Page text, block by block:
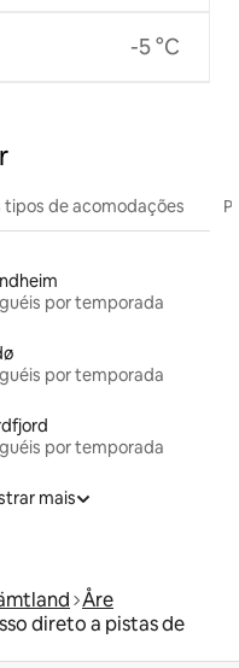
-5 °C
tipos de acomodações
por temporada
por temporada
por temporada
mais
Åre
direto a pistas de